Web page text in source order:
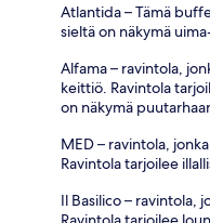
Atlantida – Tämä
sieltä on näkymä
Alfama – ravintola,
keittiö. Ravintola
on näkymä
MED – ravintola,
Ravintola tarjoilee
Il Basilico – ravintola,